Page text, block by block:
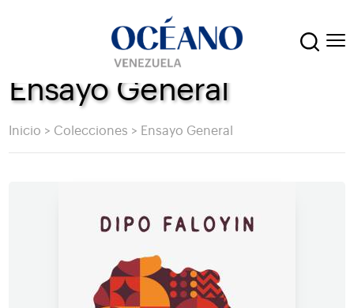
Ensayo General
Inicio > Colecciones > Ensayo General